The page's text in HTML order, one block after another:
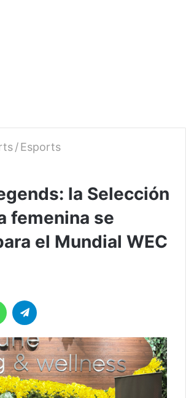
/Esports
la Selección
femenina se
el Mundial WEC
WhatsApp